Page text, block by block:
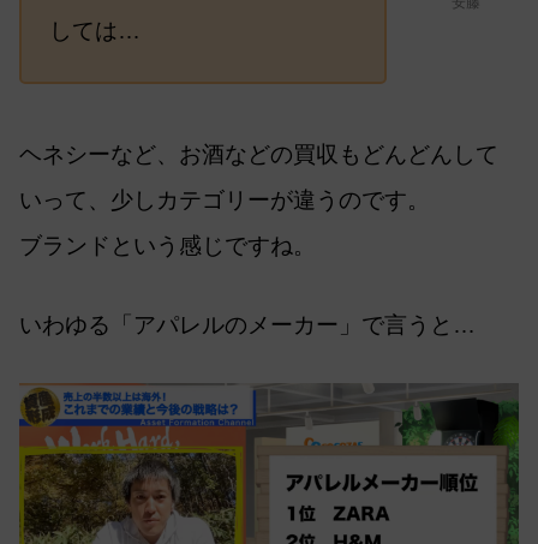
しては…
ヘネシーなど、お酒などの買収もどんどんして
いって、少しカテゴリーが違うのです。
ブランドという感じですね。
いわゆる「アパレルのメーカー」で言うと…